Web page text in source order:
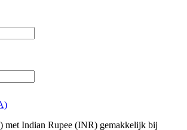
Indian Rupee (INR) gemakkelijk bij